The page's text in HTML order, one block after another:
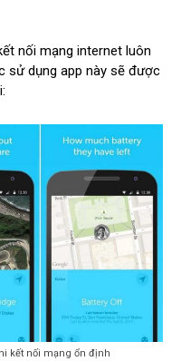
nối mạng internet luôn
sử dụng app này sẽ được
kết nối mạng ổn định